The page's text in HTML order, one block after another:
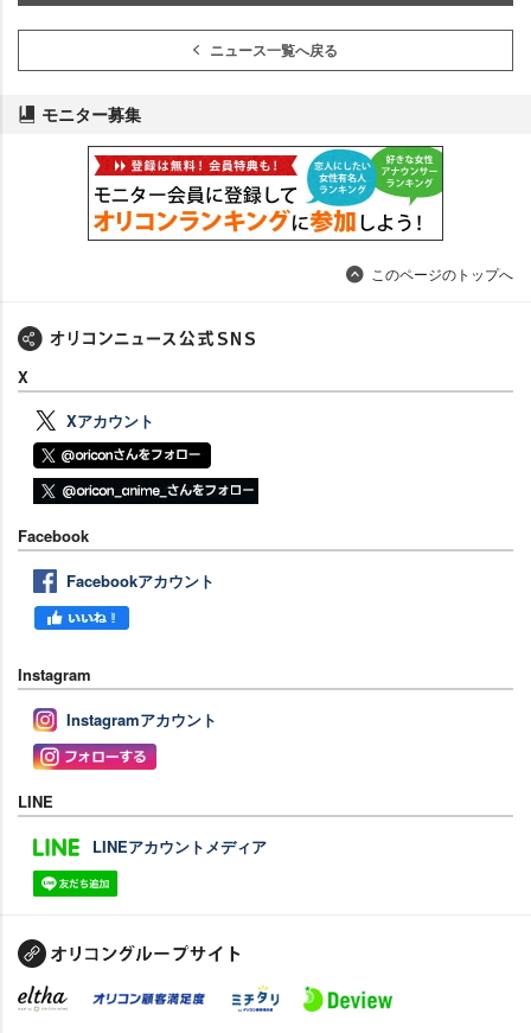
ニュース一覧へ戻る
モニター募集
このページのトップへ
X
Xアカウント
Facebook
Facebookアカウント
Instagram
Instagramアカウント
LINE
LINEアカウントメディア